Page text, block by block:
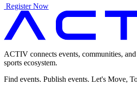
Register Now
ACTIV connects events, communities,
sports ecosystem.
Find events. Publish events. Let's Move,